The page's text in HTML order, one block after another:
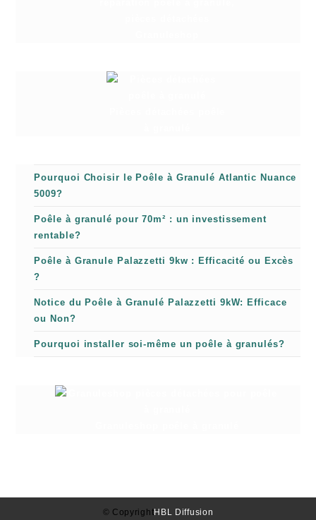
Pourquoi Choisir le Poêle à Granulé Atlantic Nuance
5009?
Poêle à granulé pour 70m² : un investissement
rentable?
Poêle à Granule Palazzetti 9kw : Efficacité ou Excès
?
Notice du Poêle à Granulé Palazzetti 9kW: Efficace
ou Non?
Pourquoi installer soi-même un poêle à granulés?
© CopyrightHBL Diffusion